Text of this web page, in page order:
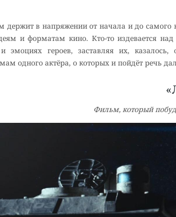
в напряжении от начала и до самого
и форматам кино. Кто-то издевается над
эмоциях героев, заставляя их,
одного актёра, о которых и пойдёт речь
Фильм, который